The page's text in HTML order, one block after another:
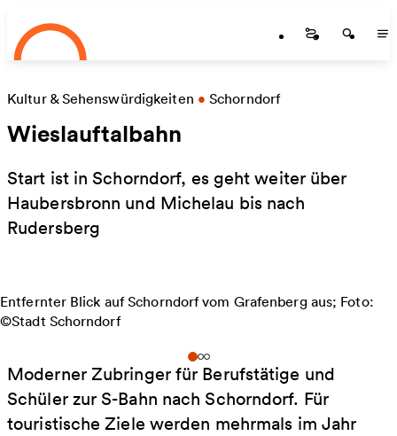
Zum Hauptinhalt springen
Startseite
Kultur & Sehenswürdigkeiten • Schorndorf
Wieslauftalbahn
Start ist in Schorndorf, es geht weiter über
Haubersbronn und Michelau bis nach
Rudersberg
Entfernter Blick auf Schorndorf vom Grafenberg aus; Foto:
©Stadt Schorndorf
Moderner Zubringer für Berufstätige und
Schüler zur S-Bahn nach Schorndorf. Für
touristische Ziele werden mehrmals im Jahr